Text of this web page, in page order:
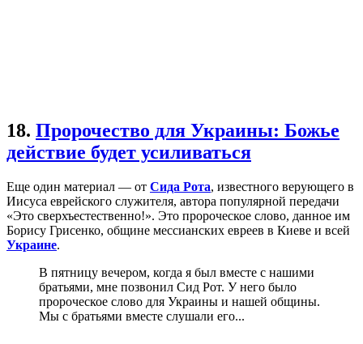
18. Пророчество для Украины: Божье
действие будет усиливаться
Еще один материал — от Сида Рота, известного верующего в
Иисуса еврейского служителя, автора популярной передачи
«Это сверхъестественно!». Это пророческое слово, данное им
Борису Грисенко, общине мессианских евреев в Киеве и всей
Украине.
В пятницу вечером, когда я был вместе с нашими
братьями, мне позвонил Сид Рот. У него было
пророческое слово для Украины и нашей общины.
Мы с братьями вместе слушали его...